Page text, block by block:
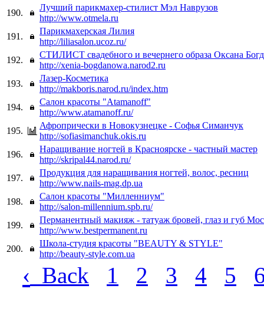
190.
Лучший парикмахер-стилист Мэл Наврузов
http://www.otmela.ru
191.
Парикмахерская Лилия
http://liliasalon.ucoz.ru/
192.
СТИЛИСТ свадебного и вечернего образа Оксана
http://xenia-bogdanowa.narod2.ru
193.
Лазер-Косметика
http://makboris.narod.ru/index.htm
194.
Салон красоты "Atamanoff"
http://www.atamanoff.ru/
195.
Афропрически в Новокузнецке - Софья Симанчук
http://sofiasimanchuk.okis.ru
196.
Наращивание ногтей в Красноярске - частный мастер
http://skripal44.narod.ru/
197.
Продукция для наращивания ногтей, волос, ресниц
http://www.nails-mag.dp.ua
198.
Салон красоты "Милленниум"
http://salon-millennium.spb.ru/
199.
Перманентный макияж - татуаж бровей, глаз и губ
http://www.bestpermanent.ru
200.
Школа-студия красоты "BEAUTY & STYLE"
http://beauty-style.com.ua
‹ Back 1 2 3 4 5